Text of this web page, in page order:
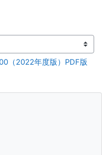
（2022年度版）PDF版